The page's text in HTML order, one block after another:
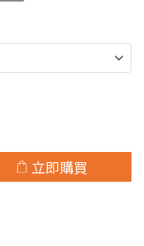
立即購買